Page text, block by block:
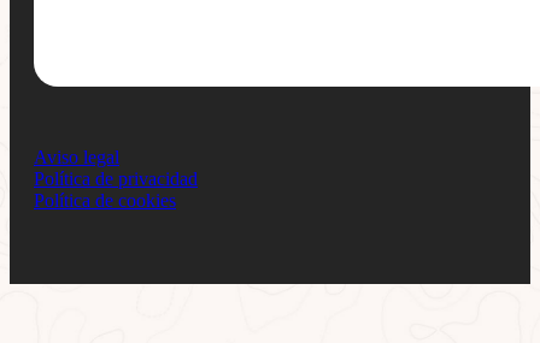
Aviso legal
Política de privacidad
Política de cookies